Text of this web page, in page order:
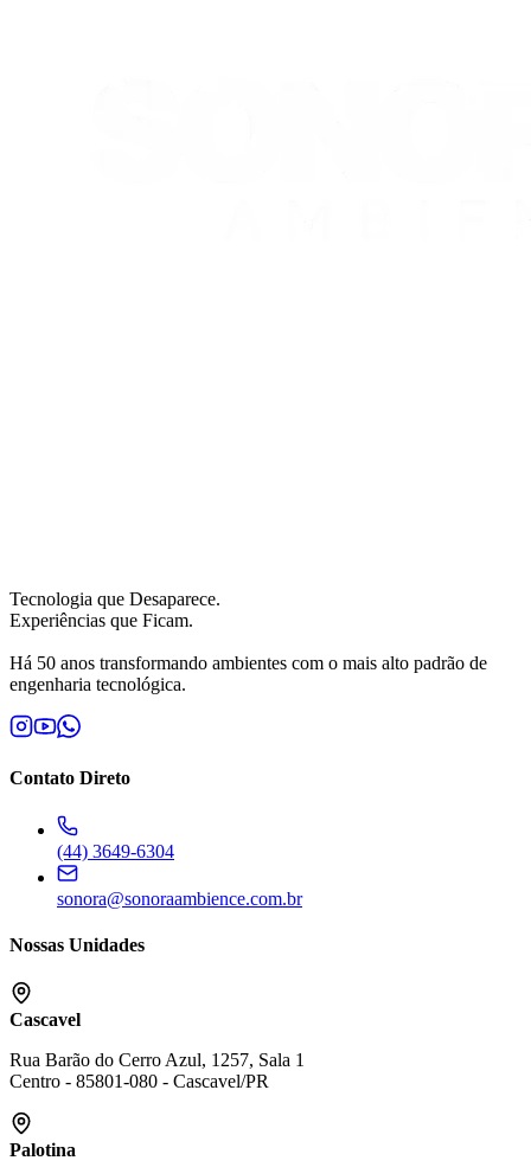
Tecnologia que Desaparece.
Experiências que Ficam.
Há 50 anos transformando ambientes com o mais alto padrão de
engenharia tecnológica.
Contato Direto
(44) 3649-6304
sonora@sonoraambience.com.br
Nossas Unidades
Cascavel
Rua Barão do Cerro Azul, 1257, Sala 1
Centro - 85801-080 - Cascavel/PR
Palotina